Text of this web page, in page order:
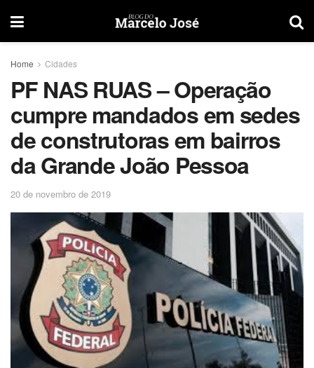
Home Cidades
PF NAS RUAS – Operação
cumpre mandados em sedes
de construtoras em bairros
da Grande João Pessoa
20 de novembro de 2019